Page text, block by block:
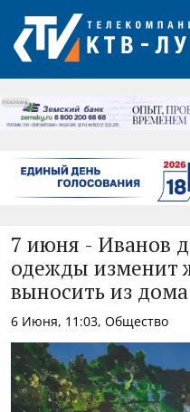
РЕКЛАМА
7 июня - Иванов
одежды изменит
выносить из дома
6 Июня, 11:03, Общество